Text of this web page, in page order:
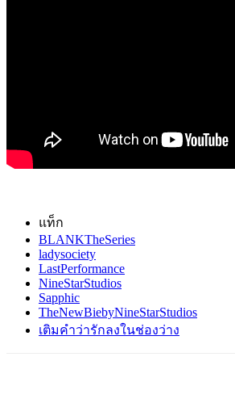
แท็ก
BLANKTheSeries
ladysociety
LastPerformance
NineStarStudios
Sapphic
TheNewBiebyNineStarStudios
เติมคำว่ารักลงในช่องว่าง